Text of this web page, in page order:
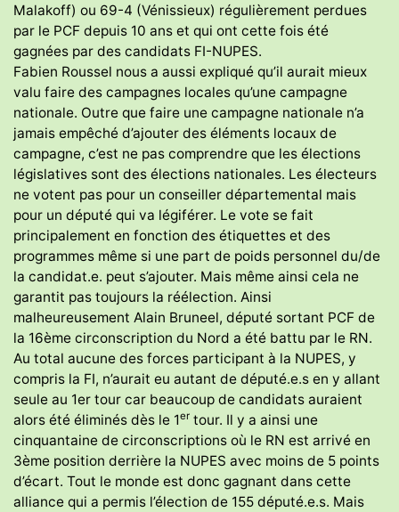
Malakoff) ou 69-4 (Vénissieux) régulièrement perdues
par le PCF depuis 10 ans et qui ont cette fois été
gagnées par des candidats FI-NUPES.
Fabien Roussel nous a aussi expliqué qu’il aurait mieux
valu faire des campagnes locales qu’une campagne
nationale. Outre que faire une campagne nationale n’a
jamais empêché d’ajouter des éléments locaux de
campagne, c’est ne pas comprendre que les élections
législatives sont des élections nationales. Les électeurs
ne votent pas pour un conseiller départemental mais
pour un député qui va légiférer. Le vote se fait
principalement en fonction des étiquettes et des
programmes même si une part de poids personnel du/de
la candidat.e. peut s’ajouter. Mais même ainsi cela ne
garantit pas toujours la réélection. Ainsi
malheureusement Alain Bruneel, député sortant PCF de
la 16ème circonscription du Nord a été battu par le RN.
Au total aucune des forces participant à la NUPES, y
compris la FI, n’aurait eu autant de député.e.s en y allant
seule au 1er tour car beaucoup de candidats auraient
alors été éliminés dès le 1er tour. Il y a ainsi une
cinquantaine de circonscriptions où le RN est arrivé en
3ème position derrière la NUPES avec moins de 5 points
d’écart. Tout le monde est donc gagnant dans cette
alliance qui a permis l’élection de 155 député.e.s. Mais